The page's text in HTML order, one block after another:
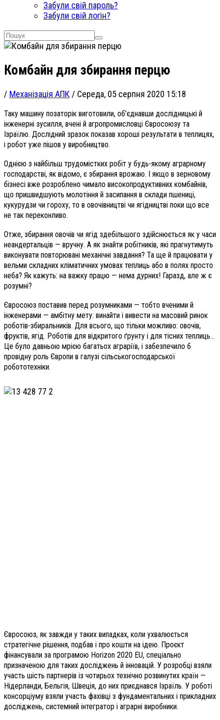
Забули свій пароль?
Забули свій логін?
Комбайн для збирання перцю
/ Механізація АПК / Середа, 05 серпня 2020 15:18
Таку машину позаторік виготовили, об’єднавши дослідницькі й
інженерні зусилля, вчені й агропромисловці Євросоюзу та
Ізраїлю. Дослідний зразок показав хороші результати в теплицях,
і робот уже пішов у виробництво.
Однією з найбільш трудомістких робіт у будь-якому аграрному
господарстві, як відомо, є збирання врожаю. І якщо в зерновому
бізнесі вже розроблено чимало високопродуктивних комбайнів,
що пришвидшують молотіння й засипання в склади пшениці,
кукурудзи чи гороху, то в овочівництві чи ягідництві поки що все
не так переконливо.
Отже, збирання овочів чи ягід здебільшого здійснюється як у часи
неандертальців — вручну. А як знайти робітників, які прагнутимуть
виконувати повторювані механічні завдання? Та ще й працювати у
вельми складних кліматичних умовах теплиць або в полях просто
неба? Як кажуть: на важку працю — нема дурних! Гаразд, але ж є
розумні?
Євросоюз поставив перед розумниками — тобто вченими й
інженерами — амбітну мету: винайти і вивести на масовий ринок
роботів-збиральників. Для всього, що тільки можливо: овочів,
фруктів, ягід. Роботів для відкритого ґрунту і для тісних теплиць…
Це було давньою мрією багатьох аграріїв, і забезпечило б
провідну роль Європи в галузі сільськогосподарської
робототехніки.
Євросоюз, як завжди у таких випадках, коли ухвалюється
стратегічне рішення, подбав і про кошти на ідею. Проєкт
фінансували за програмою Horizon 2020 EU, спеціально
призначеною для таких досліджень й інновацій. У розробці взяли
участь шість партнерів із чотирьох технічно розвинутих країн —
Нідерланди, Бельгія, Швеція, до них приєднався Ізраїль. У роботі
консорціуму взяли участь фахівці з фундаментальних і прикладних
досліджень, системний інтегратор і аграрні виробники.